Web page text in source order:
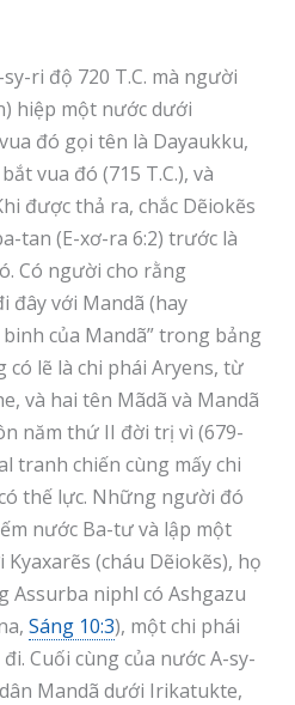
ri độ 720 T.C. mà người
hiệp một nước dưới
đó gọi tên là Dayaukku,
vua đó (715 T.C.), và
được thả ra, chắc Dẽiokẽs
tan (E-xơ-ra 6:2) trước là
Có người cho rằng
đây với Mandã (hay
binh của Mandã” trong bảng
có lẽ là chi phái Aryens, từ
và hai tên Mãdã và Mandã
năm thứ II đời trị vì (679-
tranh chiến cùng mấy chi
thế lực. Những người đó
nước Ba-tư và lập một
(cháu Dẽiokẽs), họ
Assurba niphl có Ashgazu
Sáng 10:3), một chi phái
Cuối cùng của nước A-sy-
Mandã dưới Irikatukte,